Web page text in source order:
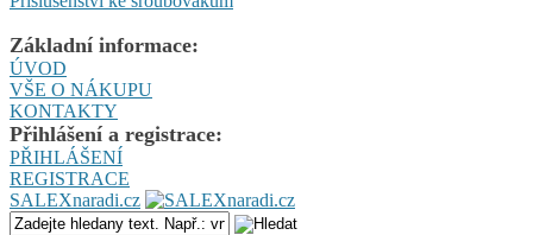
Základní informace:
ÚVOD
VŠE O NÁKUPU
KONTAKTY
Přihlášení a registrace:
PŘIHLÁŠENÍ
REGISTRACE
SALEXnaradi.cz